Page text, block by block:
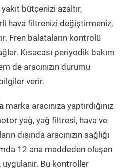
bütçenizi azaltır,
hava filtrenizi değiştirmeniz,
Fren balataların kontrolü
Kısacası periyodik bakım
de aracınızın durumu
verir.
marka aracınıza yaptırdığınız
yağ, yağ filtresi, hava ve
dışında aracınızın sağlığı
12 ana maddeden oluşan
Bu kontroller